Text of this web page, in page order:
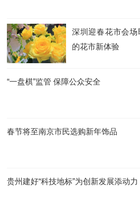
深圳迎春花市会
的花市新体验
“一盘棋”监管 保障公众安全
春节将至南京市民选购新年饰品
贵州建好“科技地标”为创新发展添动力